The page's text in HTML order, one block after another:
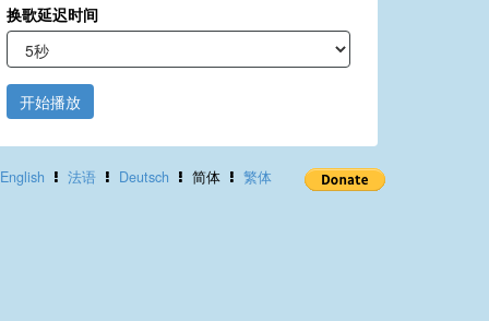
换歌延迟时间
开始播放
English 法语 Deutsch 简体 繁体